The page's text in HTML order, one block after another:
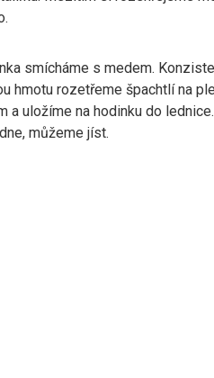
smícháme s medem.
hmotu rozetřeme špachtlí na
a uložíme na hodinku do
můžeme jíst.